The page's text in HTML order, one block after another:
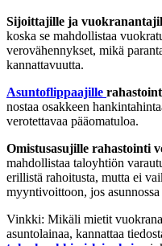
Sijoittajille ja
koska se mahdollistaa
verovähennykset, mikä
kannattavuutta.
Asuntoflippaajille
nostaa osakkeen
verotettavaa pääomatuloa.
Omistusasujille rahastointi
mahdollistaa taloyhtiön
erillistä rahoitusta, mutta ei
myyntivoittoon, jos
Vinkki: Mikäli mietit
asuntolainaa, kannattaa